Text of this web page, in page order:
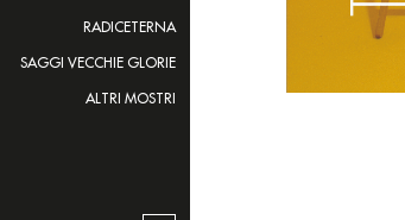
RADICETERNA
SAGGI VECCHIE GLORIE
ALTRI MOSTRI